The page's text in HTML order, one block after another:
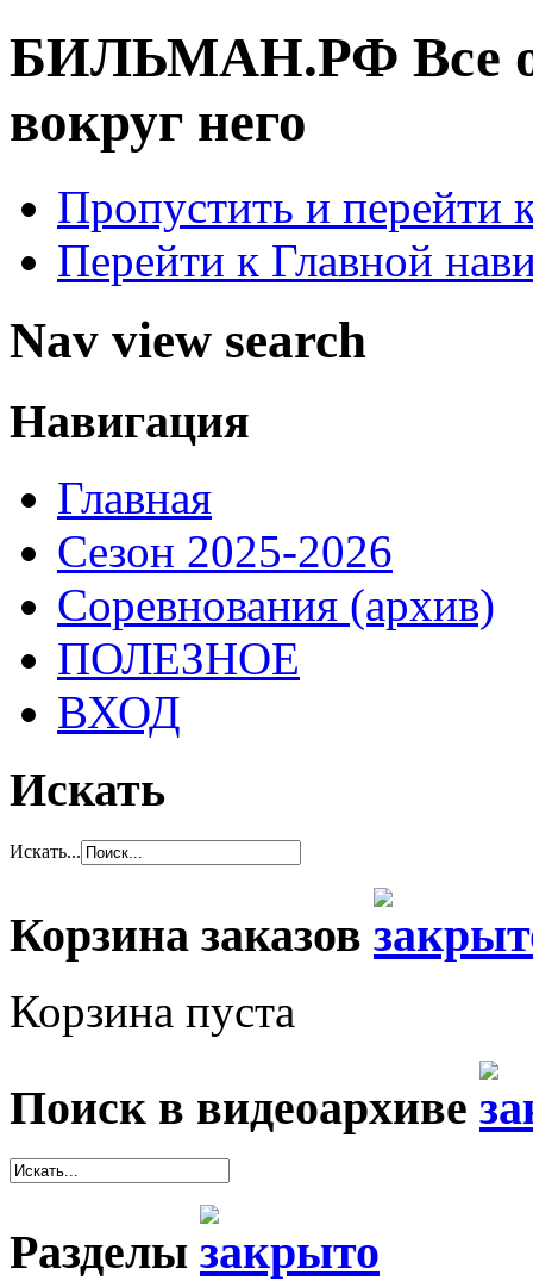
БИЛЬМАН.РФ Все
вокруг него
Пропустить и перейти
Перейти к Главной
Nav view search
Навигация
Главная
Сезон 2025-2026
Соревнования (архив)
ПОЛЕЗНОЕ
ВХОД
Искать
Искать...
Корзина заказов
Корзина пуста
Поиск в видеоархиве
Разделы